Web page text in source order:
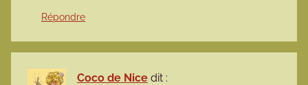
Répondre
Coco de Nice dit :